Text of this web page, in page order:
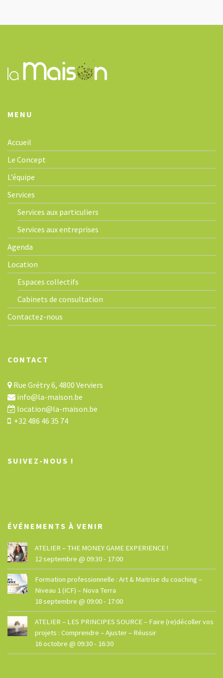
a
o
n
MENU
Accueil
Le Concept
L’équipe
Services
Services aux particuliers
Services aux entreprises
Agenda
Location
Espaces collectifs
Cabinets de consultation
Contactez-nous
CONTACT
Rue Grétry 6, 4800 Verviers
info@la-maison.be
location@la-maison.be
+32 486 46 35 74
SUIVEZ-NOUS !
ÉVÉNEMENTS À VENIR
ATELIER – THE MONEY GAME EXPERIENCE !
12 septembre @ 09:30- 17:00
Formation professionnelle : Art & Maitrise du coaching –
Niveau 1 (ICF) – Nova Terra
18 septembre @ 09:00- 17:00
ATELIER – LES PRINCIPES SOURCE – Faire (re)décoller vos
projets : Comprendre – Ajuster – Réussir
16 octobre @ 09:30- 16:30